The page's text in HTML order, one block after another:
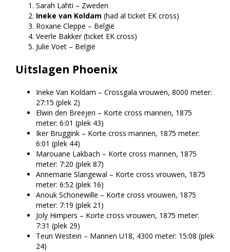
Sarah Lahti – Zweden
Ineke van Koldam (had al ticket EK cross)
Roxane Cleppe – België
Veerle Bakker (ticket EK cross)
Julie Voet – België
Uitslagen Phoenix
Ineke Van Koldam – Crossgala vrouwen, 8000 meter:
27:15 (plek 2)
Elwin den Breejen – Korte cross mannen, 1875
meter: 6:01 (plek 43)
Iker Bruggink – Korte cross mannen, 1875 meter:
6:01 (plek 44)
Marouane Lakbach – Korte cross mannen, 1875
meter: 7:20 (plek 87)
Annemarie Slangewal – Korte cross vrouwen, 1875
meter: 6:52 (plek 16)
Anouk Schonewille – Korte cross vrouwen, 1875
meter: 7:19 (plek 21)
Joly Himpers – Korte cross vrouwen, 1875 meter:
7:31 (plek 29)
Teun Westein – Mannen U18, 4300 meter: 15:08 (plek
24)